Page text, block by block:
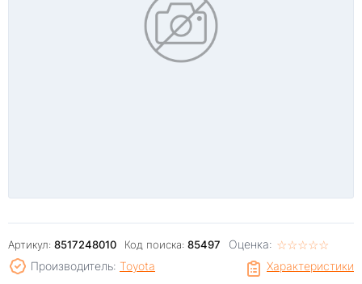
Артикул: 8517248010 Код поиска: 85497 Оценка: ☆☆☆☆☆
★★★★★
Характеристики
Производитель: Toyota